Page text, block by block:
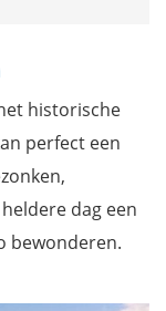
historische
perfect een
dag een
bewonderen.